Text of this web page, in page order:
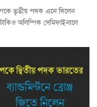
তৃতীয় পদক এনে দিলেন
অলিম্পিক সেমিফাইনালে